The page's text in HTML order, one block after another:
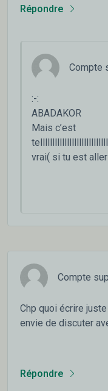
Répondre
Compte
:-:
ABADAKOR
Mais c’est
vrai( si tu est
Compte
Chp quoi écrire
envie de discuter
Répondre